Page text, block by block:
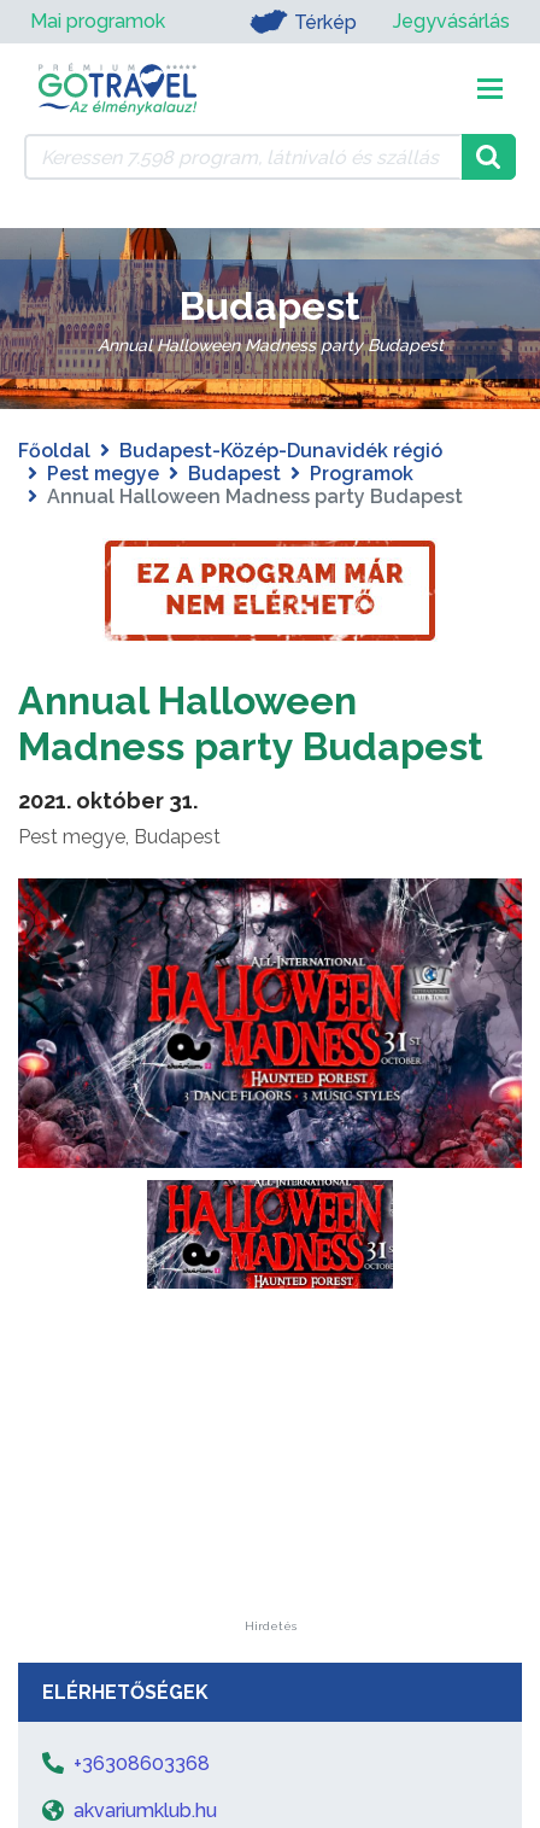
Mai programok Térkép Jegyvásárlás
Budapest
Annual Halloween Madness party Budapest
Főoldal
Budapest-Közép-Dunavidék régió
Pest megye
Budapest
Programok
Annual Halloween Madness party Budapest
Annual Halloween
Madness party Budapest
2021. október 31.
Pest megye, Budapest
Hirdetés
ELÉRHETŐSÉGEK
+36308603368
akvariumklub.hu